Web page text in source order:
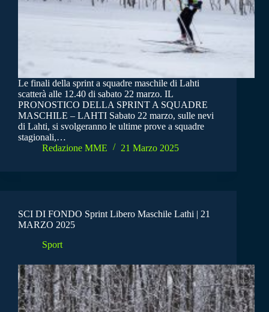
Le finali della sprint a squadre maschile di Lahti
scatterà alle 12.40 di sabato 22 marzo. IL
PRONOSTICO DELLA SPRINT A SQUADRE
MASCHILE – LAHTI Sabato 22 marzo, sulle nevi
di Lahti, si svolgeranno le ultime prove a squadre
stagionali,…
Redazione MME
21 Marzo 2025
SCI DI FONDO Sprint Libero Maschile Lathi | 21
MARZO 2025
Sport